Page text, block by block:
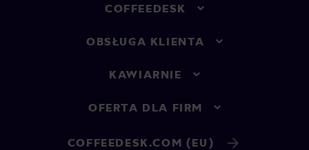
COFFEEDESK
OBSŁUGA KLIENTA
KAWIARNIE
OFERTA DLA FIRM
COFFEEDESK.COM (EU)